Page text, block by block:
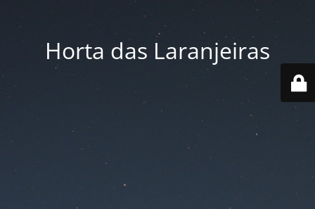
Horta das Laranjeiras